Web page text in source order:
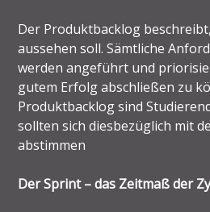
Der Produktbacklog
aussehen soll. Sämtliche
werden angeführt und
gutem Erfolg abschließen zu
Produktbacklog sind
sollten sich diesbezüglich mit
abstimmen
Der Sprint – das Zeitmaß der